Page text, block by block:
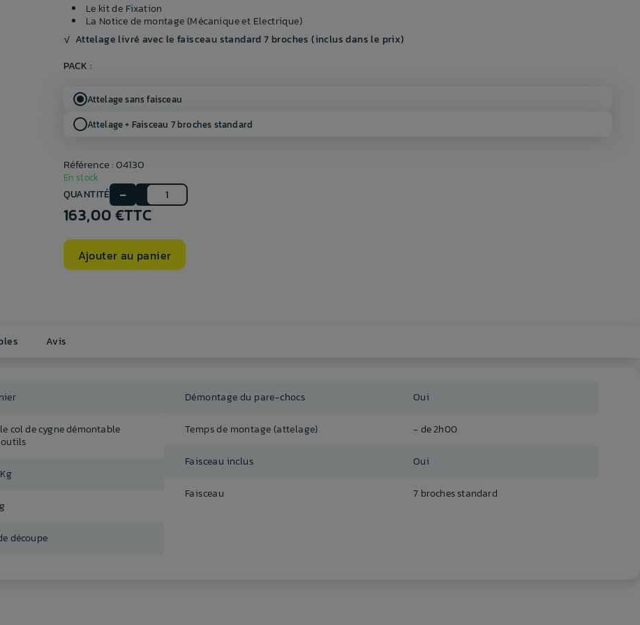
Le kit de Fixation
La Notice de montage (Mécanique et Electrique)
√ Attelage livré avec le faisceau standard 7 broches (inclus dans le prix)
PACK :
Attelage sans faisceau
Attelage + Faisceau 7 broches standard
QUANTITÉ
En stock
Référence : 04130
163,00 €TTC
Ajouter au panier
Avis
col de cygne démontable
découpe
Démontage du pare-chocs Oui
Temps de montage (attelage) - de 2h00
Faisceau inclus Oui
Faisceau 7 broches standard